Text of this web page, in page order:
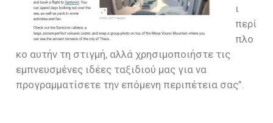
ι
περί
πλο
κο αυτήν τη στιγμή, αλλά χρησιμοποιήστε τις
εμπνευσμένες ιδέες ταξιδιού μας για να
προγραμματίσετε την επόμενη περιπέτεια σας”.